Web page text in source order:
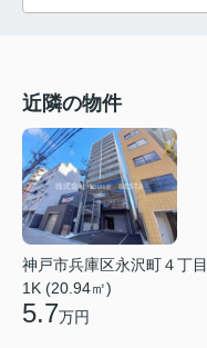
近隣の物件
神戸市兵庫区永沢町４丁目
1K (20.94㎡)
5.7万円